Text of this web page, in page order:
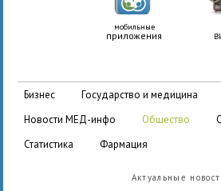
мобильные
приложения
бизнес государство и медицина
новости МЕД-инфо
общество
статистика
фармация
Актуальные